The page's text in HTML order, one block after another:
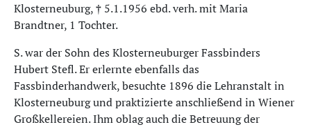
Klosterneuburg, † 5.1.1956 ebd. verh. mit Maria
Brandtner, 1 Tochter.
S. war der Sohn des Klosterneuburger Fassbinders
Hubert Stefl. Er erlernte ebenfalls das
Fassbinderhandwerk, besuchte 1896 die Lehranstalt in
Klosterneuburg und praktizierte anschließend in Wiener
Großkellereien. Ihm oblag auch die Betreuung der